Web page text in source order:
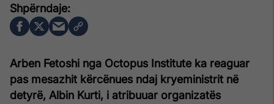
Arben Fetoshi nga Octopus Institute ka reaguar
pas mesazhit kërcënues ndaj kryeministrit në
detyrë, Albin Kurti, i atribuuar organizatës